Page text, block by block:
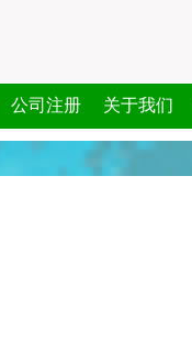
公司注册 关于我们